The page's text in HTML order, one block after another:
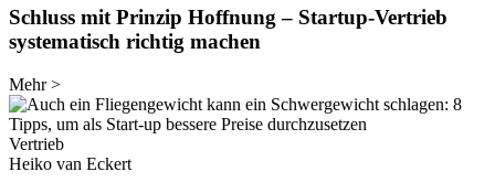
Schluss mit Prinzip Hoffnung – Startup-Vertrieb
systematisch richtig machen
Mehr>
Vertrieb
Heiko van Eckert